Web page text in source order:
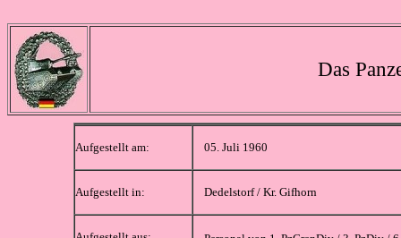
Das
Aufgestellt am: 05. Juli 1960
Aufgestellt in: Dedelstorf / Kr. Gifhorn